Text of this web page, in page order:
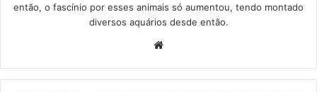
então, o fascínio por esses animais só aumentou, tendo montado
diversos aquários desde então.
Website